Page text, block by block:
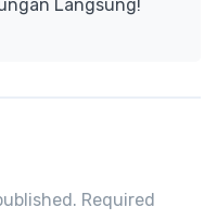
Langsung!
Required